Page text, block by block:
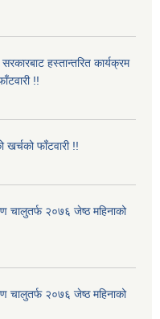
हस्तान्तरित कार्यक्रम
!!
फाँटवारी !!
चालुतर्फ २०७६ जेष्ठ महिनाको
चालुतर्फ २०७६ जेष्ठ महिनाको